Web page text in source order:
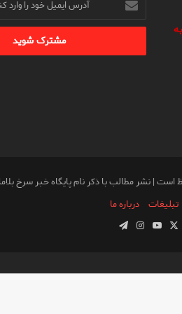
ایمیل
خود
وارد
| نشر مطالب با ذکر نام پایگاه خبر سرخ
تبلیغات
درباره ما
یوتیوباینستاگرام
تلگرام